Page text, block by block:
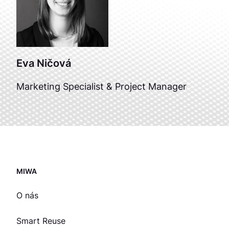
Eva Ničová
Marketing Specialist & Project Manager
MIWA
O nás
Smart Reuse